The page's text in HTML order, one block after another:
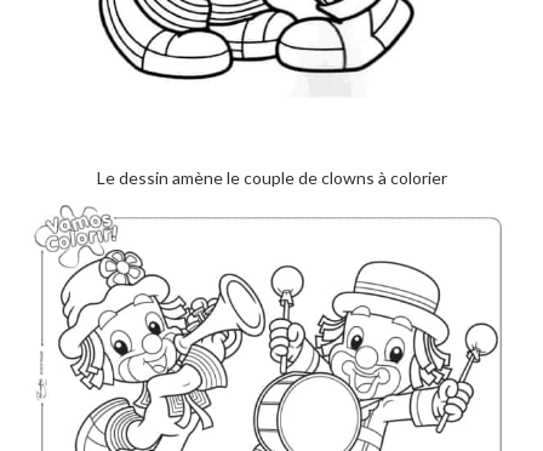
Le dessin amène le couple de clowns à colorier